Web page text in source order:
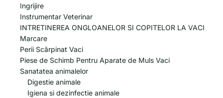
Ingrijire
Instrumentar Veterinar
INTRETINEREA ONGLOANELOR SI COPITELOR LA VACI
Marcare
Perii Scărpinat Vaci
Piese de Schimb Pentru Aparate de Muls Vaci
Sanatatea animalelor
Digestie animale
Igiena si dezinfectie animale